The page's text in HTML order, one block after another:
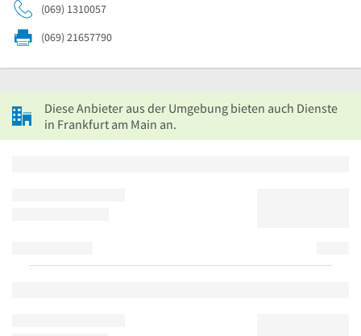
(069) 1310057
(069) 21657790
Diese Anbieter aus der Umgebung bieten auch Dienste
in Frankfurt am Main an.